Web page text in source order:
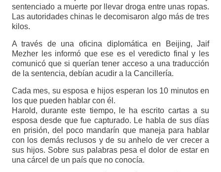
sentenciado a muerte por llevar droga entre unas ropas.
Las autoridades chinas le decomisaron algo más de tres
kilos.
A través de una oficina diplomática en Beijing, Jaif
Mezher les informó que ese es el veredicto final y les
comunicó que si querían tener acceso a una traducción
de la sentencia, debían acudir a la Cancillería.
Cada mes, su esposa e hijos esperan los 10 minutos en
los que pueden hablar con él.
Harold, durante este tiempo, le ha escrito cartas a su
esposa desde que fue capturado. Le habla de sus días
en prisión, del poco mandarín que maneja para hablar
con los demás reclusos y de su anhelo de ver crecer a
sus hijos. Sobre sus palabras pesa el dolor de estar en
una cárcel de un país que no conocía.